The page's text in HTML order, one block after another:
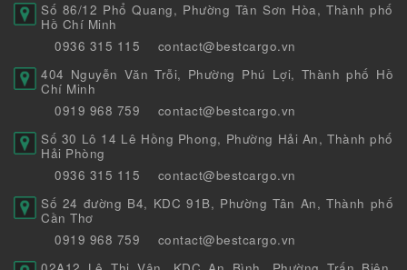
Số 86/12 Phổ Quang, Phường Tân Sơn Hòa, Thành phố
Hồ Chí Minh
0936 315 115
contact@bestcargo.vn
404 Nguyễn Văn Trỗi, Phường Phú Lợi, Thành phố Hồ
Chí Minh
0919 968 759
contact@bestcargo.vn
Số 30 Lô 14 Lê Hồng Phong, Phường Hải An, Thành phố
Hải Phòng
0936 315 115
contact@bestcargo.vn
Số 24 đường B4, KDC 91B, Phường Tân An, Thành phố
Cần Thơ
0919 968 759
contact@bestcargo.vn